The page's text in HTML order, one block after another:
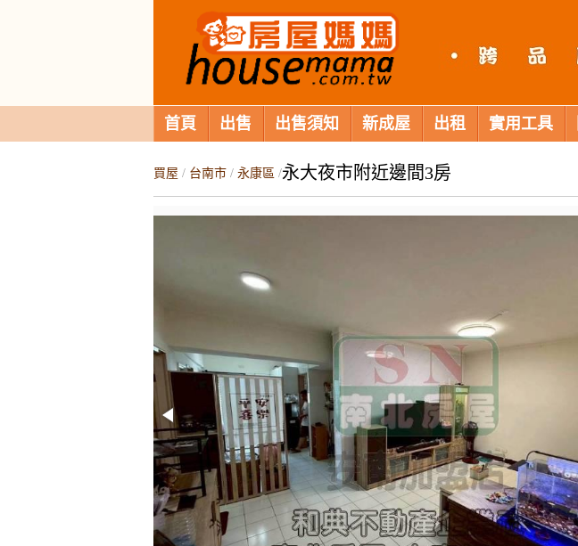
首頁 出售 出售須知 新成屋 出租 實用工具
買屋 / 台南市 / 永康區 /永大夜市附近邊間3房